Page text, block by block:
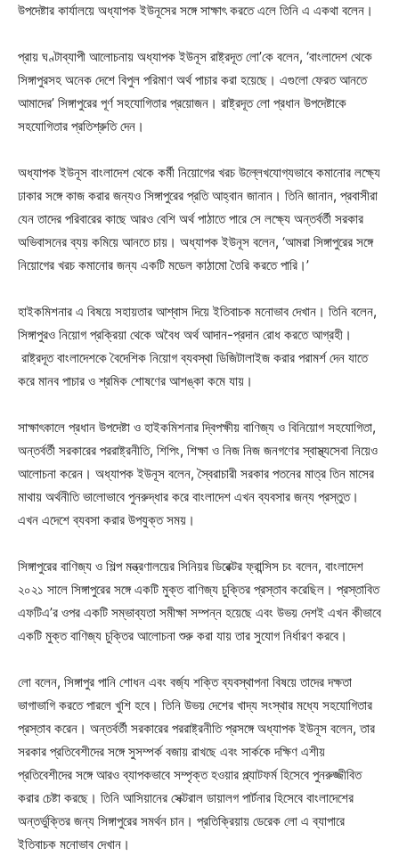
উপদেষ্টার কার্যালয়ে অধ্যাপক ইউনূসের সঙ্গে সাক্ষাৎ করতে এলে তিনি এ একথা বলেন।
প্রায় ঘণ্টাব্যাপী আলোচনায় অধ্যাপক ইউনূস রাষ্ট্রদূত লো’কে বলেন, ‘বাংলাদেশ থেকে
সিঙ্গাপুরসহ অনেক দেশে বিপুল পরিমাণ অর্থ পাচার করা হয়েছে। এগুলো ফেরত আনতে
আমাদের’ সিঙ্গাপুরের পূর্ণ সহযোগিতার প্রয়োজন। রাষ্ট্রদূত লো প্রধান উপদেষ্টাকে
সহযোগিতার প্রতিশ্রুতি দেন।
অধ্যাপক ইউনূস বাংলাদেশ থেকে কর্মী নিয়োগের খরচ উল্লেখযোগ্যভাবে কমানোর লক্ষ্যে
ঢাকার সঙ্গে কাজ করার জন্যও সিঙ্গাপুরের প্রতি আহ্বান জানান। তিনি জানান, প্রবাসীরা
যেন তাদের পরিবারের কাছে আরও বেশি অর্থ পাঠাতে পারে সে লক্ষ্যে অন্তর্বর্তী সরকার
অভিবাসনের ব্যয় কমিয়ে আনতে চায়। অধ্যাপক ইউনূস বলেন, ‘আমরা সিঙ্গাপুরের সঙ্গে
নিয়োগের খরচ কমানোর জন্য একটি মডেল কাঠামো তৈরি করতে পারি।’
হাইকমিশনার এ বিষয়ে সহায়তার আশ্বাস দিয়ে ইতিবাচক মনোভাব দেখান। তিনি বলেন,
সিঙ্গাপুরও নিয়োগ প্রক্রিয়া থেকে অবৈধ অর্থ আদান-প্রদান রোধ করতে আগ্রহী।
রাষ্ট্রদূত বাংলাদেশকে বৈদেশিক নিয়োগ ব্যবস্থা ডিজিটালাইজ করার পরামর্শ দেন যাতে
করে মানব পাচার ও শ্রমিক শোষণের আশঙ্কা কমে যায়।
সাক্ষাৎকালে প্রধান উপদেষ্টা ও হাইকমিশনার দ্বিপক্ষীয় বাণিজ্য ও বিনিয়োগ সহযোগিতা,
অন্তর্বর্তী সরকারের পররাষ্ট্রনীতি, শিপিং, শিক্ষা ও নিজ নিজ জনগণের স্বাস্থ্যসেবা নিয়েও
আলোচনা করেন। অধ্যাপক ইউনূস বলেন, স্বৈরাচারী সরকার পতনের মাত্র তিন মাসের
মাথায় অর্থনীতি ভালোভাবে পুনরুদ্ধার করে বাংলাদেশ এখন ব্যবসার জন্য প্রস্তুত।
এখন এদেশে ব্যবসা করার উপযুক্ত সময়।
সিঙ্গাপুরের বাণিজ্য ও শিল্প মন্ত্রণালয়ের সিনিয়র ডিরেক্টর ফ্রান্সিস চং বলেন, বাংলাদেশ
২০২১ সালে সিঙ্গাপুরের সঙ্গে একটি মুক্ত বাণিজ্য চুক্তির প্রস্তাব করেছিল। প্রস্তাবিত
এফটিএ’র ওপর একটি সম্ভাব্যতা সমীক্ষা সম্পন্ন হয়েছে এবং উভয় দেশই এখন কীভাবে
একটি মুক্ত বাণিজ্য চুক্তির আলোচনা শুরু করা যায় তার সুযোগ নির্ধারণ করবে।
লো বলেন, সিঙ্গাপুর পানি শোধন এবং বর্জ্য শক্তি ব্যবস্থাপনা বিষয়ে তাদের দক্ষতা
ভাগাভাগি করতে পারলে খুশি হবে। তিনি উভয় দেশের খাদ্য সংস্থার মধ্যে সহযোগিতার
প্রস্তাব করেন। অন্তর্বর্তী সরকারের পররাষ্ট্রনীতি প্রসঙ্গে অধ্যাপক ইউনূস বলেন, তার
সরকার প্রতিবেশীদের সঙ্গে সুসম্পর্ক বজায় রাখছে এবং সার্ককে দক্ষিণ এশীয়
প্রতিবেশীদের সঙ্গে আরও ব্যাপকভাবে সম্পৃক্ত হওয়ার প্ল্যাটফর্ম হিসেবে পুনরুজ্জীবিত
করার চেষ্টা করছে। তিনি আসিয়ানের সেক্টরাল ডায়ালগ পার্টনার হিসেবে বাংলাদেশের
অন্তর্ভুক্তির জন্য সিঙ্গাপুরের সমর্থন চান। প্রতিক্রিয়ায় ডেরেক লো এ ব্যাপারে
ইতিবাচক মনোভাব দেখান।